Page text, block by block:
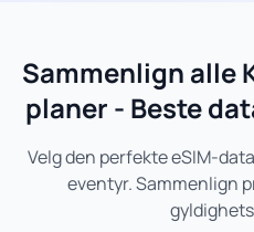
Sammenlign alle
planer - Beste
Velg den perfekte eSIM-
eventyr. Sammenlign